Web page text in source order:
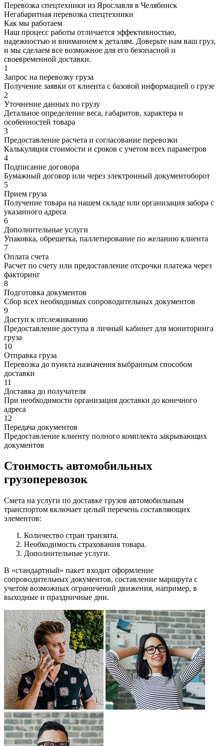
Перевозка спецтехники из Ярославля в Челябинск
Негабаритная перевозка спецтехники
Как мы работаем
Наш процесс работы отличается эффективностью,
надежностью и вниманием к деталям. Доверьте нам ваш груз,
и мы сделаем все возможное для его безопасной и
своевременной доставки.
1
Запрос на перевозку груза
Получение заявки от клиента с базовой информацией о грузе
2
Уточнение данных по грузу
Детальное определение веса, габаритов, характера и
особенностей товара
3
Предоставление расчета и согласование перевозки
Калькуляция стоимости и сроков с учетом всех параметров
4
Подписание договора
Бумажный договор или через электронный документоборот
5
Прием груза
Получение товара на нашем складе или организация забора с
указанного адреса
6
Дополнительные услуги
Упаковка, обрешетка, паллетирование по желанию клиента
7
Оплата счета
Расчет по счету или предоставление отсрочки платежа через
факторинг
8
Подготовка документов
Сбор всех необходимых сопроводительных документов
9
Доступ к отслеживанию
Предоставление доступа в личный кабинет для мониторинга
груза
10
Отправка груза
Перевозка до пункта назначения выбранным способом
доставки
11
Доставка до получателя
При необходимости организация доставки до конечного
адреса
12
Передача документов
Предоставление клиенту полного комплекта закрывающих
документов
Стоимость автомобильных
грузоперевозок
Смета на услуги по доставке грузов автомобильным
транспортом включает целый перечень составляющих
элементов:
Количество стран транзита.
Необходимость страхования товара.
Дополнительные услуги.
В «стандартный» пакет входит оформление
сопроводительных документов, составление маршрута с
учетом возможных ограничений движения, например, в
выходные и праздничные дни.